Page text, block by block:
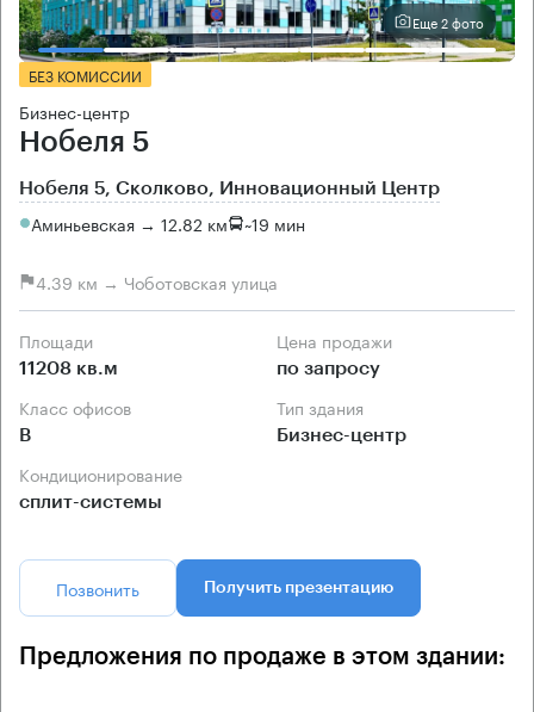
Еще 2 фото
БЕЗ КОМИССИИ
Бизнес-центр
Нобеля 5
Нобеля 5, Сколково, Инновационный Центр
Аминьевская → 12.82 км ~19 мин
4.39 км → Чоботовская улица
Площади
11208 кв.м
Цена продажи
по запросу
Класс офисов
B
Тип здания
Бизнес-центр
Кондиционирование
сплит-системы
Позвонить Получить презентацию
Предложения по продаже в этом здании: